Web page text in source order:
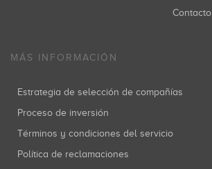
Contacto
MÁS INFORMACIÓN
Estrategia de selección de compañías
Proceso de inversión
Términos y condiciones del servicio
Política de reclamaciones